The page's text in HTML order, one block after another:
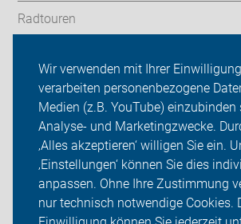
Wir verwenden mit Ihrer
verarbeiten personenbezogene
Medien (z.B. YouTube)
Analyse- und Marketingzwecke.
‚Alles akzeptieren‘ willigen Sie ein.
‚Einstellungen‘ können Sie dies
anpassen. Ohne Ihre Zustimmung
nur technisch notwendige Cookies.
Radtouren
Kalender
Sei dabei
Presse
Login